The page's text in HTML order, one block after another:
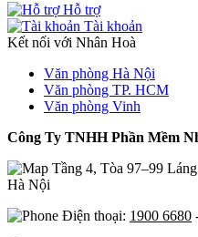
Hỗ trợ
Tài khoản
Kết nối với Nhân Hoà
Văn phòng Hà Nội
Văn phòng TP. HCM
Văn phòng Vinh
Công Ty TNHH Phần Mềm
Tầng 4, Tòa 97–99
Hà Nội
Điện thoại: 1900 6680